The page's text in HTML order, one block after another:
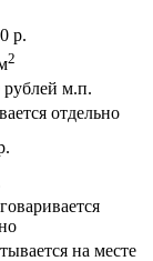
р.
2
м.п.
отдельно
на месте